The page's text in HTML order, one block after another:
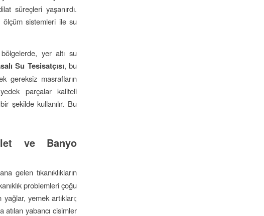
süreçleri yaşanırdı.
ölçüm sistemleri ile su
yer altı su
Su Tesisatçısı, bu
gereksiz masrafların
parçalar kaliteli
şekilde kullanılır. Bu
ve Banyo
gelen tıkanıklıkların
problemleri çoğu
yemek artıkları;
atılan yabancı cisimler